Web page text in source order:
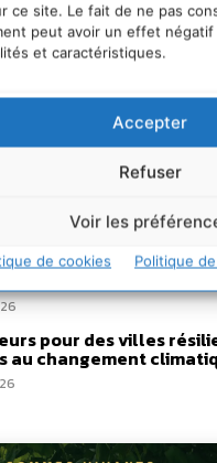
ce site. Le fait de ne pas
peut avoir un effet négatif
et caractéristiques.
Accepter
Refuser
Voir les
de cookies Politique
le sol français a perdu
et déréglé tout le
notre attention aux
avec les communs
pour lever les freins
pour des villes
au changement